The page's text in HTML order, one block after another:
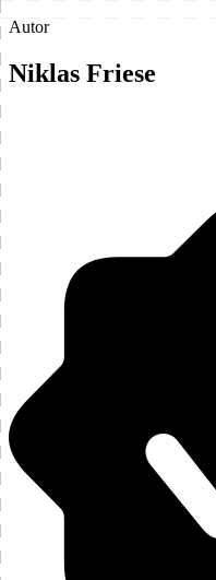
Autor
Niklas Friese